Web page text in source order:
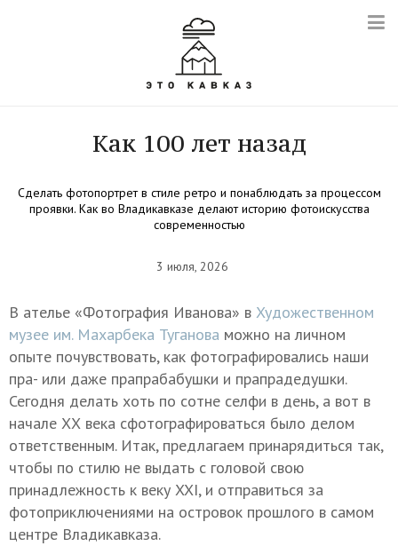
Как 100 лет назад
Сделать фотопортрет в стиле ретро и понаблюдать за процессом
проявки. Как во Владикавказе делают историю фотоискусства
современностью
3 июля, 2026
В ателье «Фотография Иванова» в Художественном
музее им. Махарбека Туганова можно на личном
опыте почувствовать, как фотографировались наши
пра- или даже прапрабабушки и прапрадедушки.
Сегодня делать хоть по сотне селфи в день, а вот в
начале ХХ века сфотографироваться было делом
ответственным. Итак, предлагаем принарядиться так,
чтобы по стилю не выдать c головой свою
принадлежность к веку XXI, и отправиться за
фотоприключениями на островок прошлого в самом
центре Владикавказа.